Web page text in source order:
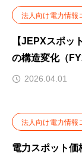
法人向け電力情報
【JEPXスポッ
の構造変化（
2026.04.01
法人向け電力情報
電力スポット価